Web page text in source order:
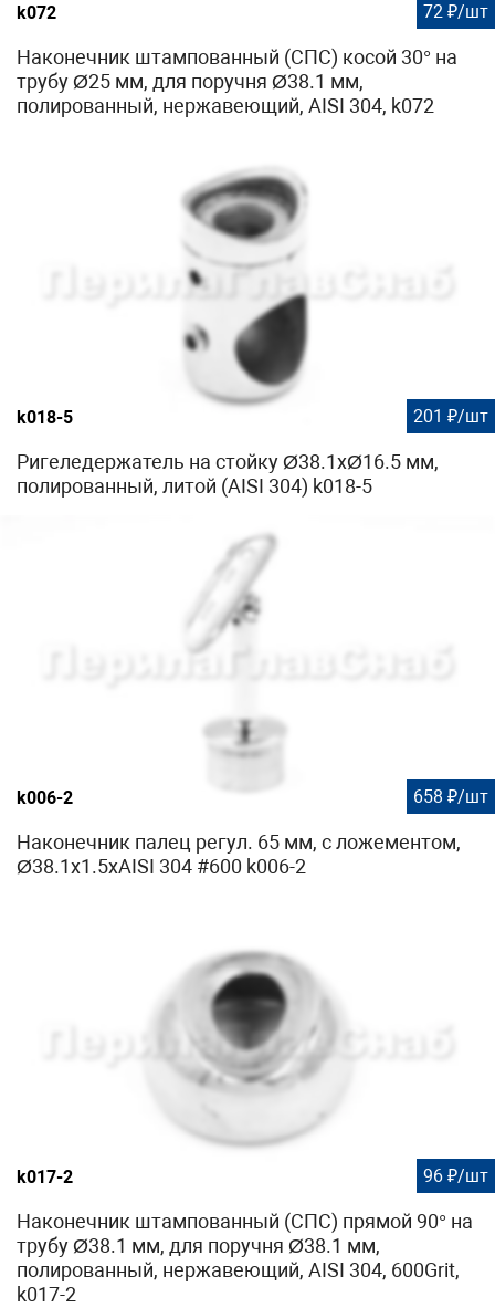
k072 72 ₽/шт
Наконечник штампованный (СПС) косой 30° на
трубу Ø25 мм, для поручня Ø38.1 мм,
полированный, нержавеющий, AISI 304, k072
k018-5 201 ₽/шт
Ригеледержатель на стойку Ø38.1хØ16.5 мм,
полированный, литой (AISI 304) k018-5
k006-2 658 ₽/шт
Наконечник палец регул. 65 мм, с ложементом,
Ø38.1х1.5хAISI 304 #600 k006-2
k017-2 96 ₽/шт
Наконечник штампованный (СПС) прямой 90° на
трубу Ø38.1 мм, для поручня Ø38.1 мм,
полированный, нержавеющий, AISI 304, 600Grit,
k017-2